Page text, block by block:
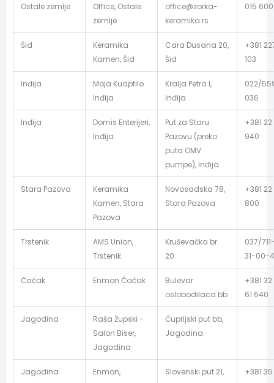
Ostale zemlje
Office, Ostale
zemlje
office@zorka-
keramika.rs
015
Šid
Keramika
Kamen, Šid
Cara Dusana 20,
Šid
+381
103
Inđija
Moja Kuaptilo
Inđija
Kralja Petra I,
Inđija
022/
036
Inđija
Domis Enterijeri,
Inđija
Put za Staru
Pazovu (preko
puta OMV
pumpe), Inđija
+381
940
Stara Pazova
Keramika
Kamen, Stara
Pazova
Novosadska 78,
Stara Pazova
+381 22
800
Trstenik
AMS Union,
Trstenik
Kruševačka br.
20
037/
31-00-
Čačak Enmon Čačak
Bulevar
oslobodilaca bb
+381
61 640
Jagodina
Raša Župski -
Salon Biser,
Jagodina
Ćuprijski put bb,
Jagodina
Jagodina
Enmon,
Slovenski put 21,
+381 35